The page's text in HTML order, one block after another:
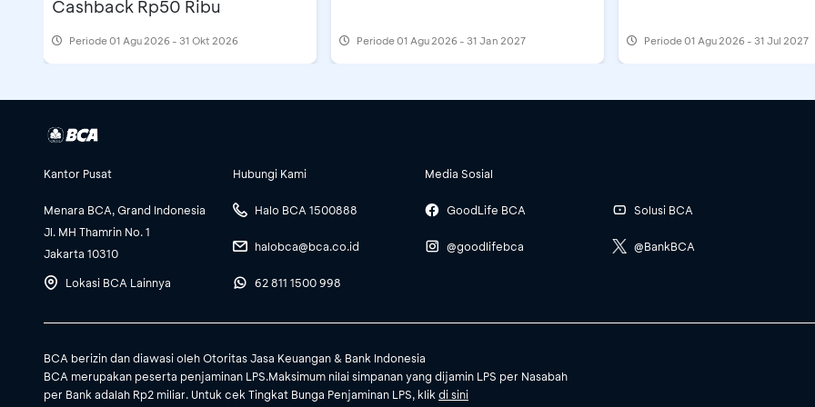
Vans Paskal23
Vans Summarecon Bekasi
Vans Pakuwon Bekasi
Vans AEON Deltamas
Cashback Rp50 Ribu
Periode01 Agu 2026 - 31 Okt 2026 Periode01 Agu 2026 - 31 Jan 2027 Periode01 Agu 2026 - 31 Jul 2027
Kantor Pusat
Menara BCA, Grand Indonesia
Jl. MH Thamrin No. 1
Jakarta 10310
Lokasi BCA Lainnya
Hubungi Kami
Halo BCA 1500888
halobca@bca.co.id
62 811 1500 998
Media Sosial
GoodLife BCA
@goodlifebca
Solusi BCA
@BankBCA
BCA berizin dan diawasi oleh Otoritas Jasa Keuangan & Bank Indonesia
BCA merupakan peserta penjaminan LPS.Maksimum nilai simpanan yang dijamin LPS per Nasabah
per Bank adalah Rp2 miliar. Untuk cek Tingkat Bunga Penjaminan LPS, klikdi sini